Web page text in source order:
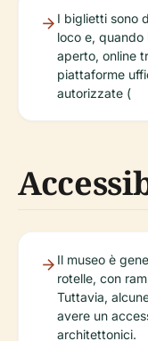
I biglietti sono
loco e, quando
aperto, online
piattaforme
autorizzate (
Il museo è
rotelle, con
Tuttavia,
avere un
architettonici.